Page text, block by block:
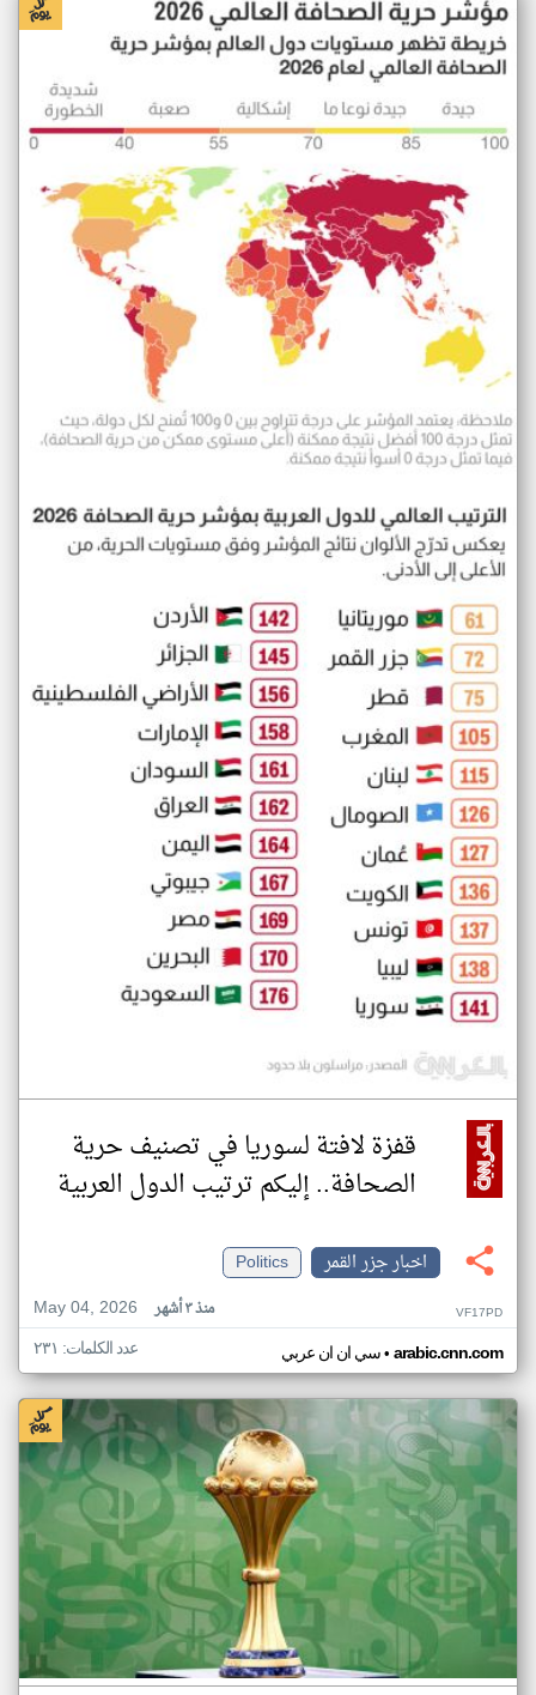
قفزة لافتة لسوريا في تصنيف حرية
الصحافة.. إليكم ترتيب الدول العربية
اخبار جزر القمر
Politics
May 04, 2026
منذ ٣ أشهر VF17PD
سي ان ان عربي• arabic.cnn.com عدد الكلمات: ٢٣١